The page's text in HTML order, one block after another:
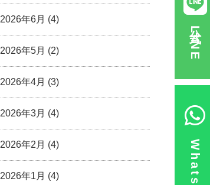
2026年6月 (4)
2026年5月 (2)
2026年4月 (3)
2026年3月 (4)
2026年2月 (4)
2026年1月 (4)
公式LINE